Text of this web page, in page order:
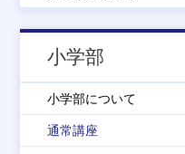
小学部
小学部について
通常講座